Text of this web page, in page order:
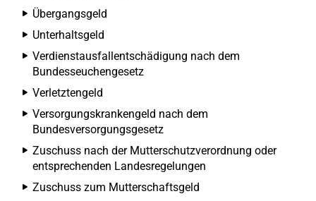
Übergangsgeld
Unterhaltsgeld
Verdienstausfallentschädigung nach dem
Bundesseuchengesetz
Verletztengeld
Versorgungskrankengeld nach dem
Bundesversorgungsgesetz
Zuschuss nach der Mutterschutzverordnung oder
entsprechenden Landesregelungen
Zuschuss zum Mutterschaftsgeld